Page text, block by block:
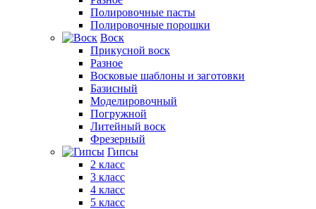
Полировочные пасты
Полировочные порошки
Воск
Прикусной воск
Разное
Восковые шаблоны и заготовки
Базисный
Моделировочный
Погружной
Литейный воск
Фрезерный
Гипсы
2 класс
3 класс
4 класс
5 класс